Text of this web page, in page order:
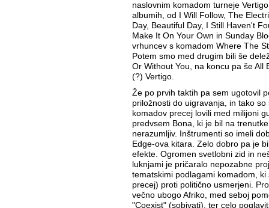
naslovnim komadom turneje
albumih, od I Will Follow, The
Day, Beautiful Day, I Still Haven't
Make It On Your Own in Sunday
vrhuncev s komadom Where The
Potem smo med drugim bili še
Or Without You, na koncu pa še All
(?) Vertigo.
Že po prvih taktih pa sem ugotovil
priložnosti do uigravanja, in tako
komadov precej lovili med milijoni
predvsem Bona, ki je bil na
nerazumljiv. Inštrumenti so imeli
Edge-ova kitara. Zelo dobro pa je
efekte. Ogromen svetlobni zid in
luknjami je pričaralo nepozabne
tematskimi podlagami komadom,
precej) proti politično usmerjeni.
večno ubogo Afriko, med seboj
"Coexist" (sobivati), ter celo